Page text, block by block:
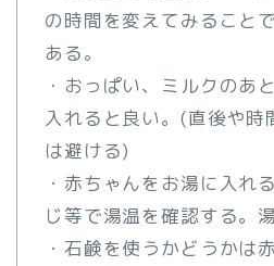
の時間を変えてみること
ある。
・おっぱい、ミルクのあ
入れると良い。(直後や時
は避ける)
・赤ちゃんをお湯に入れ
じ等で湯温を確認する。
・石鹸を使うかどうかは